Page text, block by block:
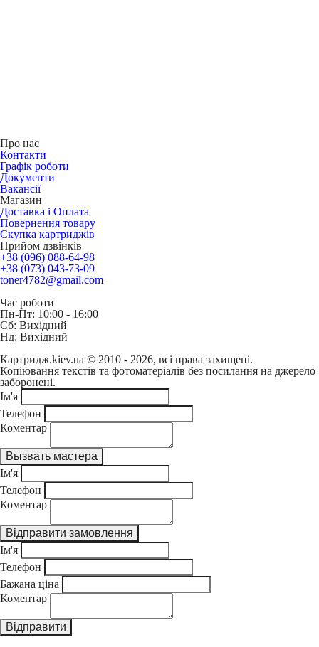
Про нас
Контакти
Графік роботи
Документи
Вакансії
Магазин
Доставка і Оплата
Повернення товару
Скупка картриджів
Прийом дзвінків
+38 (096) 088-64-98
+38 (073) 043-73-09
toner4782@gmail.com
Час роботи
Пн-Пт: 10:00 - 16:00
Сб: Вихідний
Нд: Вихідний
Картридж.kiev.ua © 2010 - 2026, всі права захищені.
Копіювання текстів та фотоматеріалів без посилання на джерело
заборонені.
Ім'я
Телефон
Коментар
Ім'я
Телефон
Коментар
Ім'я
Телефон
Бажана ціна
Коментар